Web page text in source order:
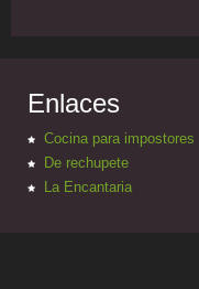
Enlaces
Cocina para impostores
De rechupete
La Encantaria